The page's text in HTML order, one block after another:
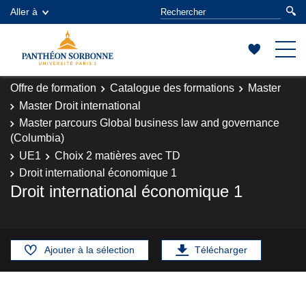
Aller à
Offre de formation Catalogue des formations
Master
Master Droit international
Master parcours Global business law and governance
(Columbia)
UE1
Choix 2 matières avec TD
Droit international économique 1
Droit international économique 1
Ajouter à la sélection Télécharger